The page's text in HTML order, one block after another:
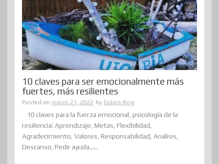
10 claves para ser emocionalmente más
fuertes, más resilientes
Posted on marzo 21, 2022 by Dolors Reig
10 claves para la fuerza emocional, psicología de la
resiliencia: Aprendizaje, Metas, Flexibilidad,
Agradecimiento, Valores, Responsabilidad, Análisis,
Descanso, Pedir ayuda......